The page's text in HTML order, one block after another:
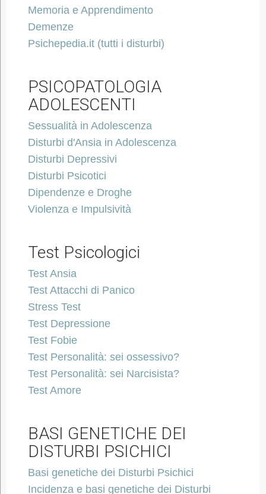
Memoria e Apprendimento
Demenze
Psichepedia.it (tutti i disturbi)
PSICOPATOLOGIA
ADOLESCENTI
Sessualità in Adolescenza
Disturbi d'Ansia in Adolescenza
Disturbi Depressivi
Disturbi Psicotici
Dipendenze e Droghe
Violenza e Impulsività
Test Psicologici
Test Ansia
Test Attacchi di Panico
Stress Test
Test Depressione
Test Fobie
Test Personalità: sei ossessivo?
Test Personalità: sei Narcisista?
Test Amore
BASI GENETICHE DEI
DISTURBI PSICHICI
Basi genetiche dei Disturbi Psichici
Incidenza e basi genetiche dei Disturbi